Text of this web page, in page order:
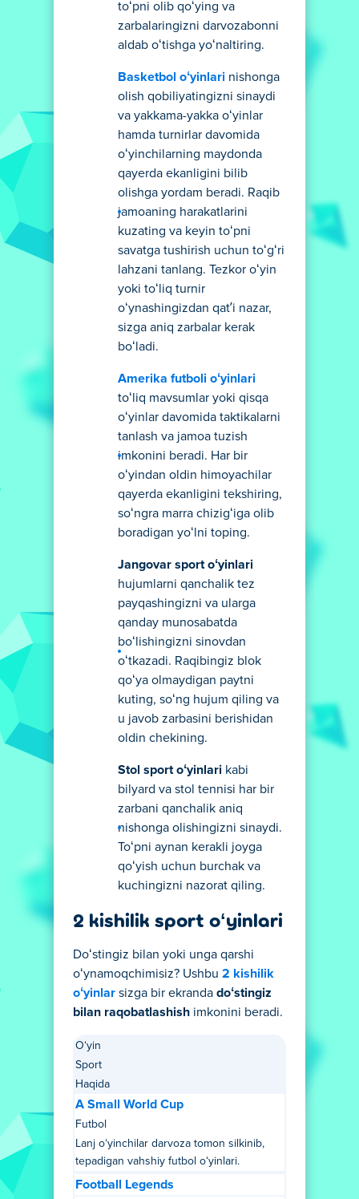
toʻpni olib qoʻying va
zarbalaringizni darvozabonni
aldab oʻtishga yoʻnaltiring.
Basketbol oʻyinlari nishonga
olish qobiliyatingizni sinaydi
va yakkama-yakka oʻyinlar
hamda turnirlar davomida
oʻyinchilarning maydonda
qayerda ekanligini bilib
olishga yordam beradi. Raqib
jamoaning harakatlarini
kuzating va keyin toʻpni
savatga tushirish uchun toʻgʻri
lahzani tanlang. Tezkor oʻyin
yoki toʻliq turnir
oʻynashingizdan qatʼi nazar,
sizga aniq zarbalar kerak
boʻladi.
Amerika futboli oʻyinlari
toʻliq mavsumlar yoki qisqa
oʻyinlar davomida taktikalarni
tanlash va jamoa tuzish
imkonini beradi. Har bir
oʻyindan oldin himoyachilar
qayerda ekanligini tekshiring,
soʻngra marra chizigʻiga olib
boradigan yoʻlni toping.
Jangovar sport oʻyinlari
hujumlarni qanchalik tez
payqashingizni va ularga
qanday munosabatda
boʻlishingizni sinovdan
oʻtkazadi. Raqibingiz blok
qoʻya olmaydigan paytni
kuting, soʻng hujum qiling va
u javob zarbasini berishidan
oldin chekining.
Stol sport oʻyinlari kabi
bilyard va stol tennisi har bir
zarbani qanchalik aniq
nishonga olishingizni sinaydi.
Toʻpni aynan kerakli joyga
qoʻyish uchun burchak va
kuchingizni nazorat qiling.
2 kishilik sport oʻyinlari
Doʻstingiz bilan yoki unga qarshi
oʻynamoqchimisiz? Ushbu 2 kishilik
oʻyinlar sizga bir ekranda doʻstingiz
bilan raqobatlashish imkonini beradi.
Oʻyin
Sport
Haqida
A Small World Cup
Futbol
Lanj oʻyinchilar darvoza tomon silkinib,
tepadigan vahshiy futbol oʻyinlari.
Football Legends